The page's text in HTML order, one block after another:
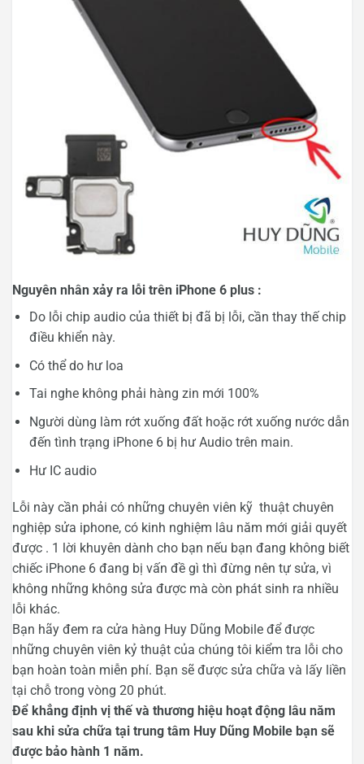
Nguyên nhân xảy ra lỗi trên iPhone 6 plus :
Do lỗi chip audio của thiết bị đã bị lỗi, cần thay thế chip
điều khiển này.
Có thể do hư loa
Tai nghe không phải hàng zin mới 100%
Người dùng làm rớt xuống đất hoặc rớt xuống nước dẫn
đến tình trạng iPhone 6 bị hư Audio trên main.
Hư IC audio
Lỗi này cần phải có những chuyên viên kỹ thuật chuyên
nghiệp sửa iphone, có kinh nghiệm lâu năm mới giải quyết
được . 1 lời khuyên dành cho bạn nếu bạn đang không biết
chiếc iPhone 6 đang bị vấn đề gì thì đừng nên tự sửa, vì
không những không sửa được mà còn phát sinh ra nhiều
lỗi khác.
Bạn hãy đem ra cửa hàng Huy Dũng Mobile để được
những chuyên viên kỷ thuật của chúng tôi kiểm tra lỗi cho
bạn hoàn toàn miễn phí. Bạn sẽ được sửa chữa và lấy liền
tại chỗ trong vòng 20 phút.
Để khẳng định vị thế và thương hiệu hoạt động lâu năm
sau khi sửa chữa tại trung tâm Huy Dũng Mobile bạn sẽ
được bảo hành 1 năm.